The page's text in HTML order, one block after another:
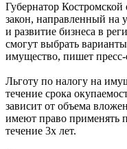
Губернатор
закон, направленный на
и развитие бизнеса в
смогут выбрать
имущество, пишет
Льготу по налогу на
течение срока
зависит от объема
имеют право применять
течение 3х лет.